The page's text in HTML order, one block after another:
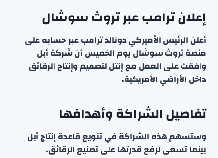
إعلان ترامب عبر تروث سوشال
أعلن الرئيس الأميركي دونالد ترامب عبر حسابه على
منصة تروث سوشال يوم الخميس أن شركة أبل
وافقت على العمل مع إنتل لتصميم وإنتاج الرقائق
داخل الأراضي الأمريكية.
تفاصيل الشراكة وأهدافها
وستسهم هذه الشراكة في تنويع قاعدة إنتاج أبل
بينما تسعى لرفع قدرتها على تصنيع الرقائق.